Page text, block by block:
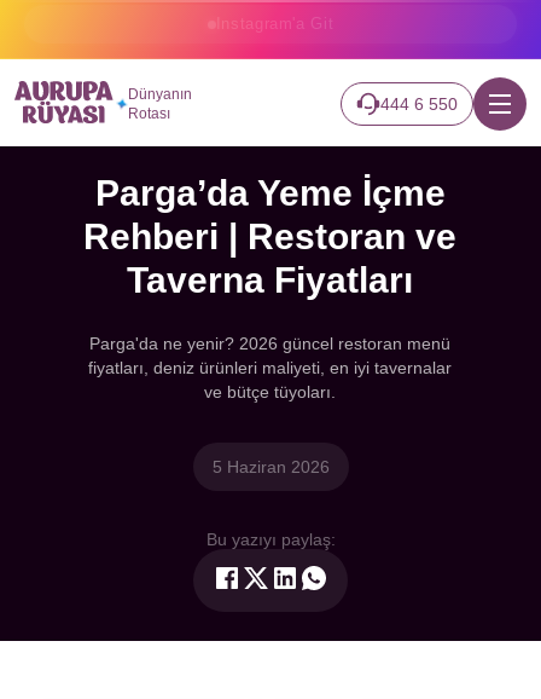
Instagram sayfamızı ziyaret etmeden rezervasyon yapmayın.
Dünyanın
Rotası
444 6 550
Parga’da Yeme İçme
Rehberi | Restoran ve
Taverna Fiyatları
Parga'da ne yenir? 2026 güncel restoran menü
fiyatları, deniz ürünleri maliyeti, en iyi tavernalar
ve bütçe tüyoları.
5 Haziran 2026
Bu yazıyı paylaş: